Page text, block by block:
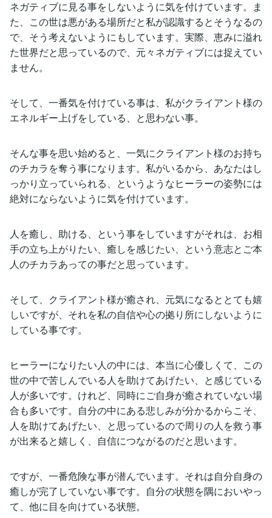
ネガティブに見る事をしないように気を付けています。ま
た、この世は悪がある場所だと私が認識するとそうなるの
で、そう考えないようにもしています。実際、恵みに溢れ
た世界だと思っているので、元々ネガティブには捉えてい
ません。
そして、一番気を付けている事は、私がクライアント様の
エネルギー上げをしている、と思わない事。
そんな事を思い始めると、一気にクライアント様のお持ち
のチカラを奪う事になります。私がいるから、あなたはし
っかり立っていられる、というようなヒーラーの姿勢には
絶対にならないように気を付けています。
人を癒し、助ける、という事をしていますがそれは、お相
手の立ち上がりたい、癒しを感じたい、という意志とご本
人のチカラあっての事だと思っています。
そして、クライアント様が癒され、元気になるととても嬉
しいですが、それを私の自信や心の拠り所にしないように
している事です。
ヒーラーになりたい人の中には、本当に心優しくて、この
世の中で苦しんでいる人を助けてあげたい、と感じている
人が多いです。けれど、同時にご自身が癒されていない場
合も多いです。自分の中にある悲しみが分かるからこそ、
人を助けてあげたい、と思っているので周りの人を救う事
が出来ると嬉しく、自信につながるのだと思います。
ですが、一番危険な事が潜んでいます。それは自分自身の
癒しが完了していない事です。自分の状態を隅においやっ
て、他に目を向けている状態。